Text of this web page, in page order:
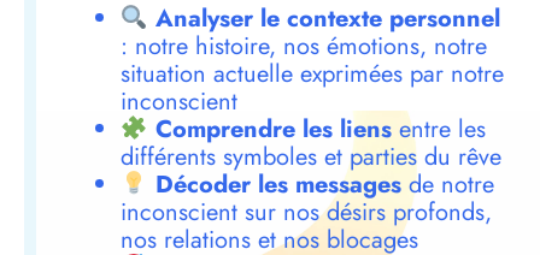
Analyser le contexte personnel
: notre histoire, nos émotions, notre
situation actuelle exprimées par notre
inconscient
Comprendre les liensentre les
différents symboles et parties du rêve
Décoder les messagesde notre
inconscient sur nos désirs profonds,
nos relations et nos blocages